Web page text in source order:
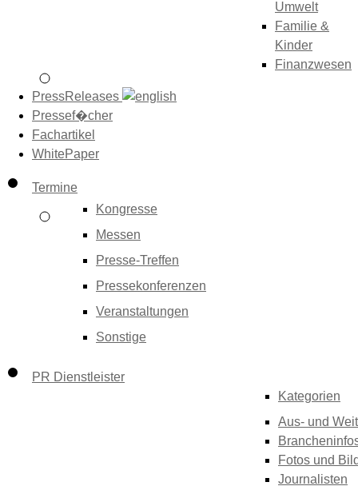
Umwelt
Familie &
Kinder
Finanzwesen
PressReleases
Pressef�cher
Fachartikel
WhitePaper
Termine
Kongresse
Messen
Presse-Treffen
Pressekonferenzen
Veranstaltungen
Sonstige
PR Dienstleister
Kategorien
Aus- und
Fotos und
Journalisten